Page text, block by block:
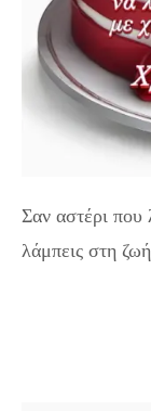
Σαν αστέρι που
λάμπεις στη